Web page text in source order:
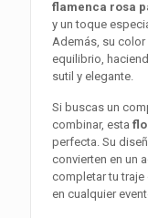
flamenca rosa
y un toque
Además, su
equilibrio,
sutil y elegante.
Si buscas un
combinar, esta
perfecta. Su
convierten en un
completar tu traje
en cualquier